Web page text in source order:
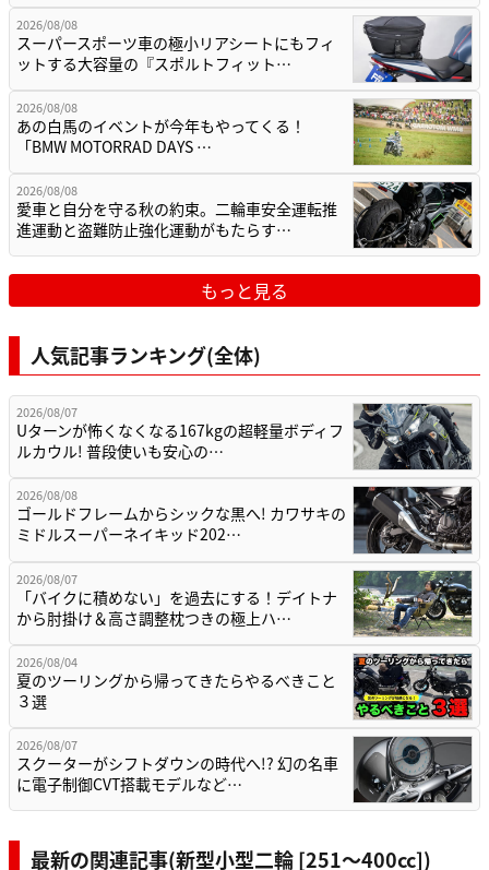
2026/08/08
スーパースポーツ車の極小リアシートにもフィ
ットする大容量の『スポルトフィット…
2026/08/08
あの白馬のイベントが今年もやってくる！
「BMW MOTORRAD DAYS …
2026/08/08
愛車と自分を守る秋の約束。二輪車安全運転推
進運動と盗難防止強化運動がもたらす…
もっと見る
人気記事ランキング(全体)
2026/08/07
Uターンが怖くなくなる167kgの超軽量ボディフ
ルカウル! 普段使いも安心の…
2026/08/08
ゴールドフレームからシックな黒へ! カワサキの
ミドルスーパーネイキッド202…
2026/08/07
「バイクに積めない」を過去にする！デイトナ
から肘掛け＆高さ調整枕つきの極上ハ…
2026/08/04
夏のツーリングから帰ってきたらやるべきこと
３選
2026/08/07
スクーターがシフトダウンの時代へ!? 幻の名車
に電子制御CVT搭載モデルなど…
最新の関連記事(新型小型二輪 [251〜400cc])